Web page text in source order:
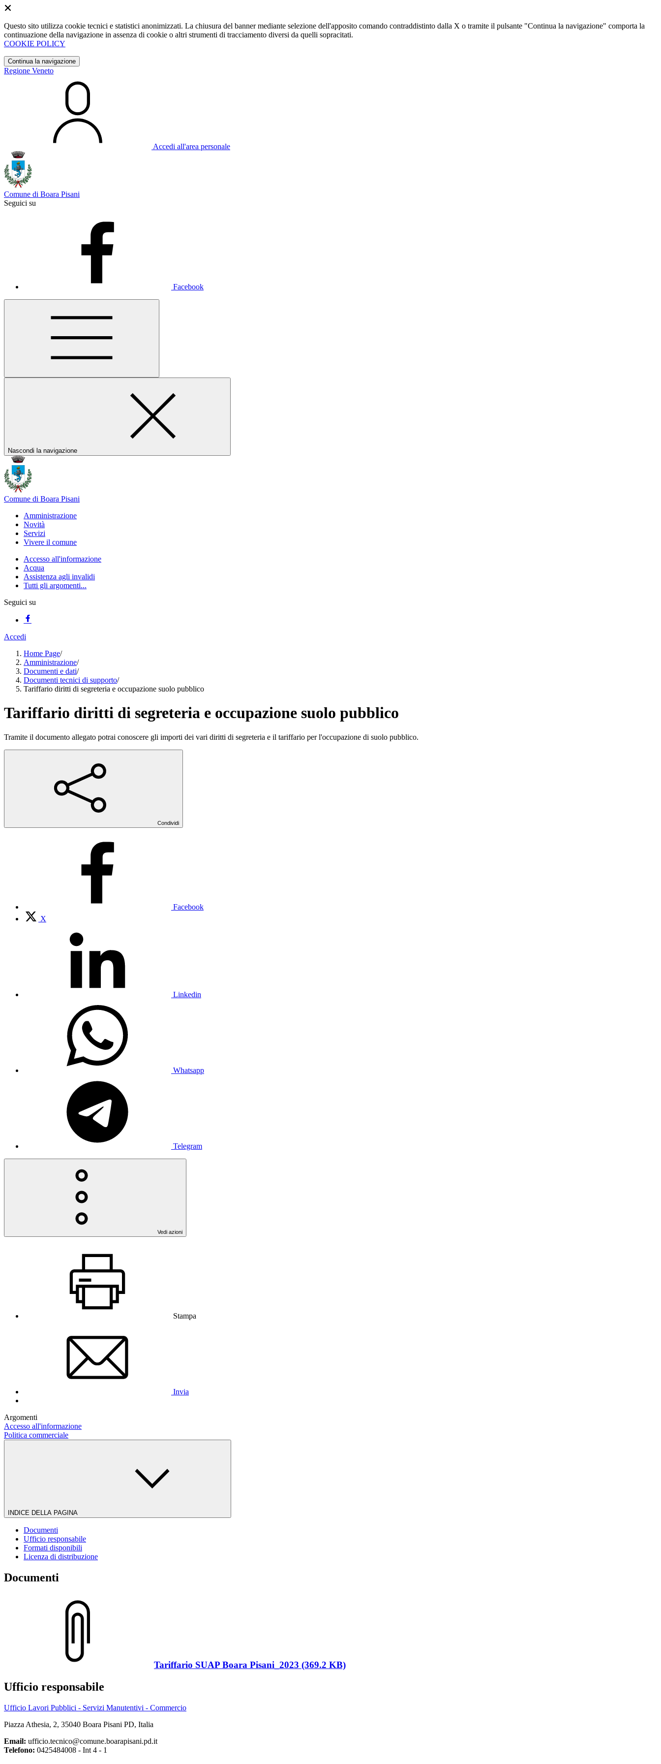
Questo sito utilizza cookie tecnici e statistici anonimizzati. La chiusura del banner mediante selezione dell'apposito comando contraddistinto dalla X o tramite il pulsante "Continua la navigazione" comporta la
continuazione della navigazione in assenza di cookie o altri strumenti di tracciamento diversi da quelli sopracitati.
COOKIE POLICY
Continua la navigazione
Regione Veneto
Accedi all'area personale
Comune di Boara Pisani
Seguici su
Facebook
Nascondi la navigazione
Comune di Boara Pisani
Amministrazione
Novità
Servizi
Vivere il comune
Accesso all'informazione
Acqua
Assistenza agli invalidi
Tutti gli argomenti...
Seguici su
Accedi
Home Page/
Amministrazione/
Documenti e dati/
Documenti tecnici di supporto/
Tariffario diritti di segreteria e occupazione suolo pubblico
Tariffario diritti di segreteria e occupazione suolo pubblico
Tramite il documento allegato potrai conoscere gli importi dei vari diritti di segreteria e il tariffario per l'occupazione di suolo pubblico.
Condividi
Facebook
X
Linkedin
Whatsapp
Telegram
Vedi azioni
Stampa
Invia
Argomenti
Accesso all'informazione
Politica commerciale
INDICE DELLA PAGINA
Documenti
Ufficio responsabile
Formati disponibili
Licenza di distribuzione
Documenti
Tariffario SUAP Boara Pisani_2023 (369.2 KB)
Ufficio responsabile
Ufficio Lavori Pubblici - Servizi Manutentivi - Commercio
Piazza Athesia, 2, 35040 Boara Pisani PD, Italia
Email: ufficio.tecnico@comune.boarapisani.pd.it
Telefono: 0425484008 - Int 4 - 1